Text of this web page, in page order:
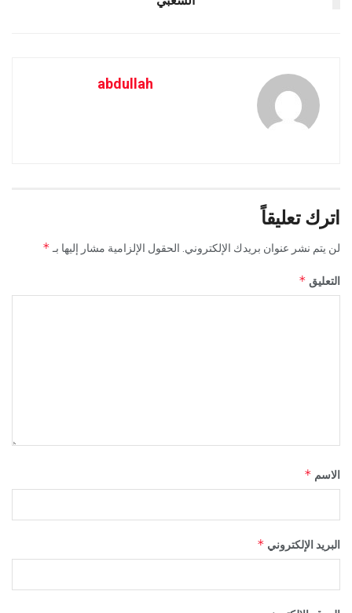
abdullah
اترك تعليقاً
لن يتم نشر عنوان بريدك الإلكتروني.الحقول الإلزامية مشار إليها بـ*
التعليق*
الاسم*
البريد الإلكتروني*